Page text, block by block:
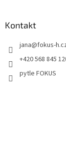
Kontakt
jana@fokus-
+420 568 845
pytle FOKUS